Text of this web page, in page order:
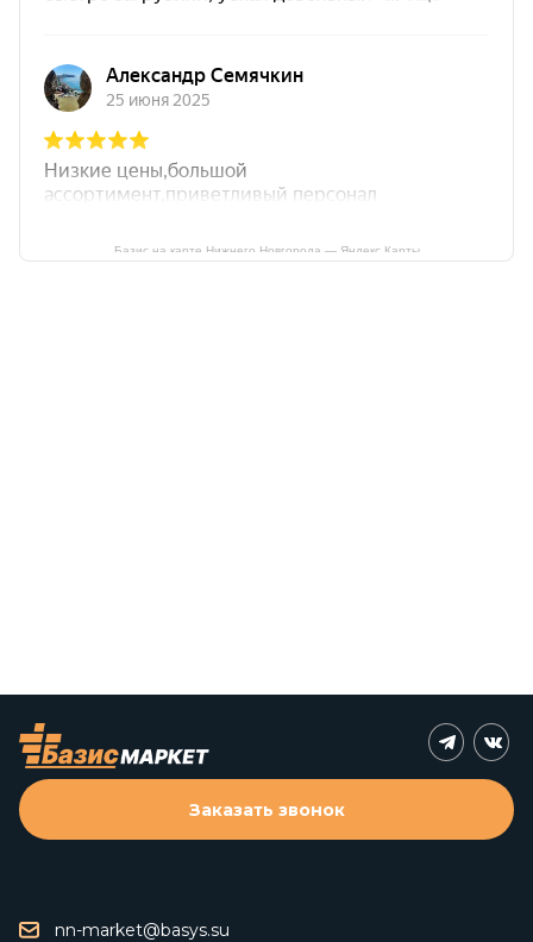
Базис на карте Нижнего Новгорода — Яндекс Карты
nn-market@basys.su
Заказать звонок